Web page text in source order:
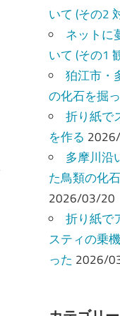
いて (その2
ネットに
いて (その1
狛江市・
の化石を掘
折り紙で
を作る
多摩川沿
た鳥類の化
2026/03/20
折り紙で
スティの乗
った 2026/